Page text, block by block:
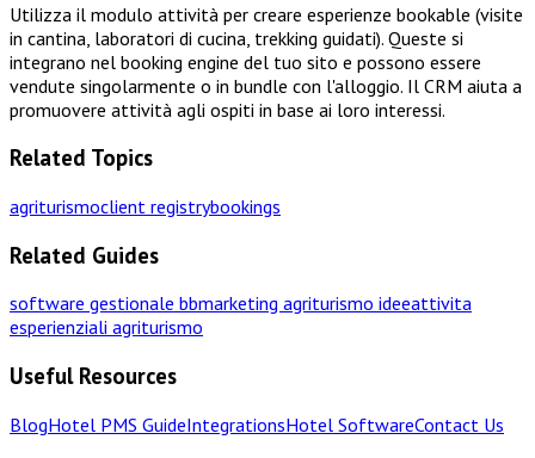
Utilizza il modulo attività per creare esperienze bookable (visite
in cantina, laboratori di cucina, trekking guidati). Queste si
integrano nel booking engine del tuo sito e possono essere
vendute singolarmente o in bundle con l'alloggio. Il CRM aiuta a
promuovere attività agli ospiti in base ai loro interessi.
Related Topics
agriturismoclient registrybookings
Related Guides
software gestionale bbmarketing agriturismo ideeattivita
esperienziali agriturismo
Useful Resources
BlogHotel PMS GuideIntegrationsHotel SoftwareContact Us